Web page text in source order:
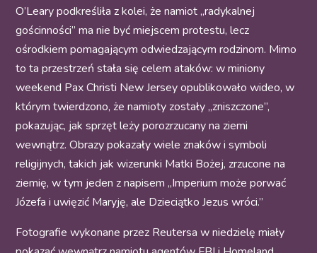
O’Leary podkreśliła z kolei, że namiot „radykalnej
gościnności” ma nie być miejscem protestu, lecz
ośrodkiem pomagającym odwiedzającym rodzinom. Mimo
to ta przestrzeń stała się celem ataków: w miniony
weekend Pax Christi New Jersey opublikowało wideo, w
którym twierdzono, że namioty zostały „zniszczone”,
pokazując, jak sprzęt leży porozrzucany na ziemi
wewnątrz. Obrazy pokazały wiele znaków i symboli
religijnych, takich jak wizerunki Matki Bożej, zrzucone na
ziemię, w tym jeden z napisem „Imperium może porwać
Józefa i uwięzić Maryję, ale Dzieciątko Jezus wróci.”
Fotografie wykonane przez Reutersa w niedzielę miały